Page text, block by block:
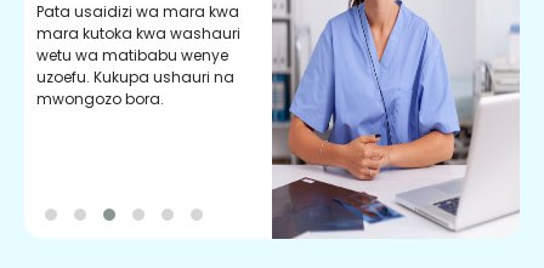
Pata usaidizi wa mara kwa
mara kutoka kwa washauri
wetu wa matibabu wenye
uzoefu. Kukupa ushauri na
mwongozo bora.